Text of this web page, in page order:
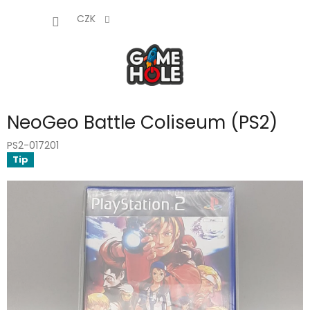
CZK
NeoGeo Battle Coliseum (PS2)
PS2-017201
Tip